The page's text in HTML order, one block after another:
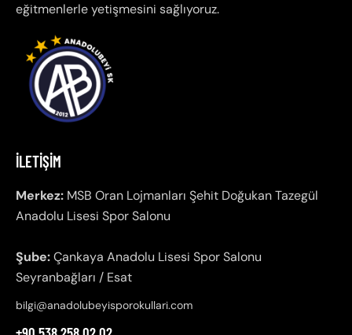
eğitmenlerle yetişmesini sağlıyoruz.
İLETIŞIM
Merkez: MSB Oran Lojmanları Şehit Doğukan Tazegül
Anadolu Lisesi Spor Salonu
Şube:Çankaya Anadolu Lisesi Spor Salonu
Seyranbağları / Esat
bilgi@anadolubeyisporokullari.com